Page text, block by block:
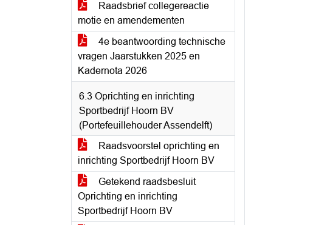
Raadsbrief collegereactie
motie en amendementen
4e beantwoording technische
vragen Jaarstukken 2025 en
Kadernota 2026
6.3 Oprichting en inrichting
Sportbedrijf Hoorn BV
(Portefeuillehouder Assendelft)
Raadsvoorstel oprichting en
inrichting Sportbedrijf Hoorn BV
Getekend raadsbesluit
Oprichting en inrichting
Sportbedrijf Hoorn BV